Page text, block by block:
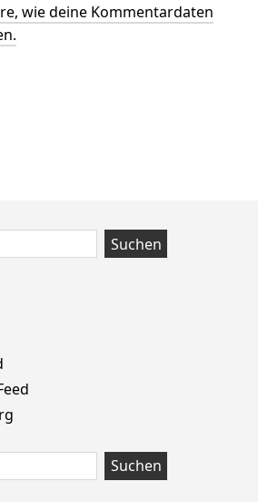
wie deine Kommentardaten